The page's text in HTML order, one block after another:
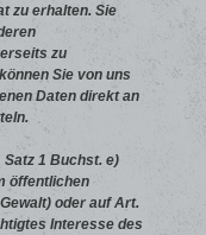
zu erhalten. Sie
zu
Sie von uns
Daten direkt an
1 Buchst. e)
öffentlichen
oder auf Art.
Interesse des